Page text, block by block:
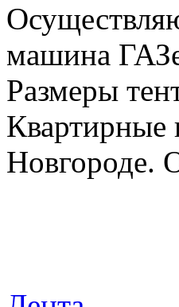
машина
Размеры
Квартирные
Новгороде.